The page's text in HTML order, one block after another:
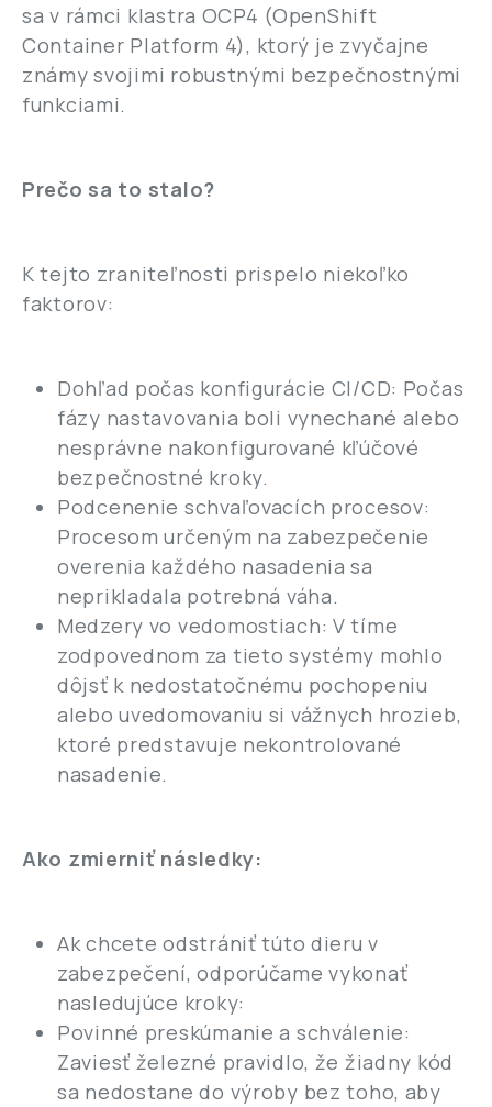
sa v rámci klastra OCP4 (OpenShift
Container Platform 4), ktorý je zvyčajne
známy svojimi robustnými bezpečnostnými
funkciami.
Prečo sa to stalo?
K tejto zraniteľnosti prispelo niekoľko
faktorov:
Dohľad počas konfigurácie CI/CD: Počas
fázy nastavovania boli vynechané alebo
nesprávne nakonfigurované kľúčové
bezpečnostné kroky.
Podcenenie schvaľovacích procesov:
Procesom určeným na zabezpečenie
overenia každého nasadenia sa
neprikladala potrebná váha.
Medzery vo vedomostiach: V tíme
zodpovednom za tieto systémy mohlo
dôjsť k nedostatočnému pochopeniu
alebo uvedomovaniu si vážnych hrozieb,
ktoré predstavuje nekontrolované
nasadenie.
Ako zmierniť následky:
Ak chcete odstrániť túto dieru v
zabezpečení, odporúčame vykonať
nasledujúce kroky:
Povinné preskúmanie a schválenie:
Zaviesť železné pravidlo, že žiadny kód
sa nedostane do výroby bez toho, aby